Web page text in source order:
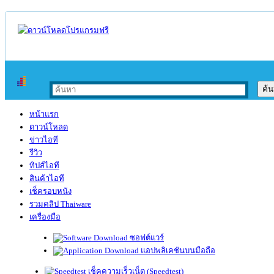
หน้าแรก
ดาวน์โหลด
ข่าวไอที
รีวิว
ทิปส์ไอที
สินค้าไอที
เช็ครอบหนัง
รวมคลิป Thaiware
เครื่องมือ
ซอฟต์แวร์
แอปพลิเคชันบนมือถือ
เช็คความเร็วเน็ต (Speedtest)